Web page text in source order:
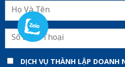
DỊCH VỤ THÀNH LẬP DOANH